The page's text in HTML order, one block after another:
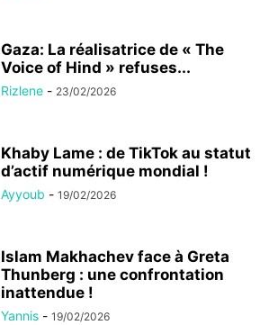
Gaza: La réalisatrice de « The
Voice of Hind » refuses...
Rizlene - 23/02/2026
Khaby Lame : de TikTok au statut
d’actif numérique mondial !
Ayyoub - 19/02/2026
Islam Makhachev face à Greta
Thunberg : une confrontation
inattendue !
Yannis - 19/02/2026